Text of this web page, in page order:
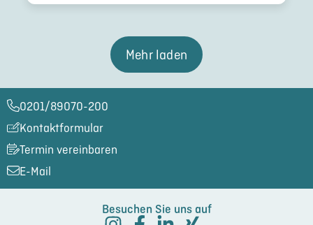
Mehr laden
0201/89070-200​
Kontaktformular
Termin vereinbaren
E-Mail
Besuchen Sie uns auf